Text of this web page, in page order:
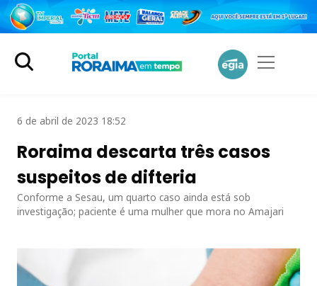
6 de abril de 2023 18:52
Roraima descarta três casos
suspeitos de difteria
Conforme a Sesau, um quarto caso ainda está sob
investigação; paciente é uma mulher que mora no Amajari